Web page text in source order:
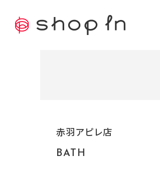
赤羽アピレ店
BATH